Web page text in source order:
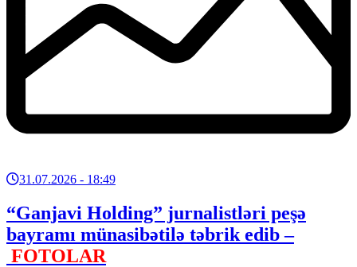
31.07.2026 - 18:49
“Ganjavi Holding” jurnalistləri peşə
bayramı münasibətilə təbrik edib –
FOTOLAR